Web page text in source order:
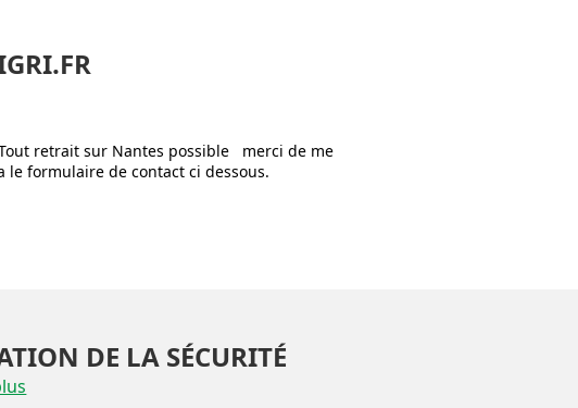
retrait sur Nantes possible merci de me
le formulaire de contact ci dessous.
DE LA SÉCURITÉ